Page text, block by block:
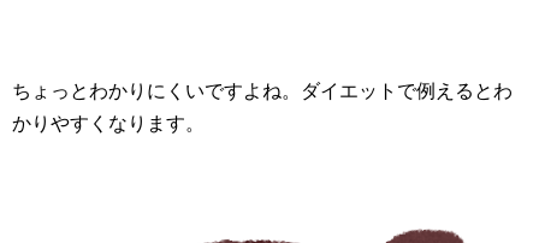
ちょっとわかりにくいですよね。ダイエットで例えるとわ
かりやすくなります。